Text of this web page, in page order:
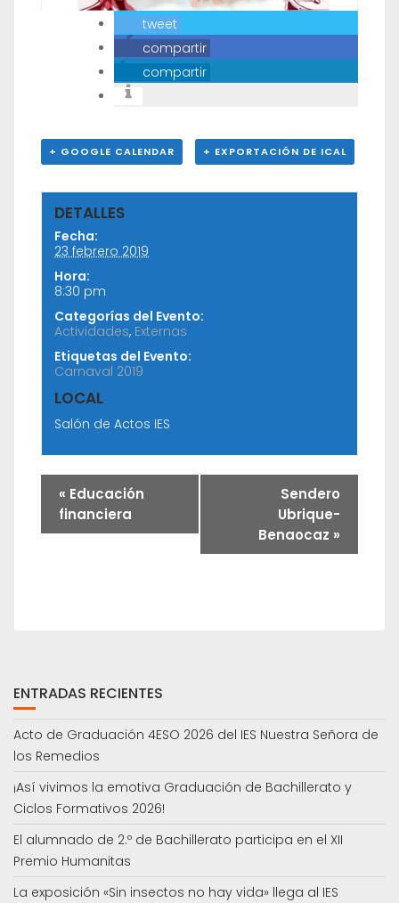
tweet
compartir
compartir
+ GOOGLE CALENDAR + EXPORTACIÓN DE ICAL
DETALLES
Fecha:
23 febrero 2019
Hora:
8:30 pm
Categorías del Evento:
Actividades, Externas
Etiquetas del Evento:
Carnaval 2019
LOCAL
Salón de Actos IES
« Educación
financiera
Sendero
Ubrique-
Benaocaz »
ENTRADAS RECIENTES
Acto de Graduación 4ESO 2026 del IES Nuestra Señora de
los Remedios
¡Así vivimos la emotiva Graduación de Bachillerato y
Ciclos Formativos 2026!
El alumnado de 2.º de Bachillerato participa en el XII
Premio Humanitas
La exposición «Sin insectos no hay vida» llega al IES